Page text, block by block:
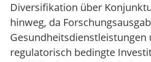
Diversifikation über
hinweg, da
Gesundheitsdienstleistungen
regulatorisch bedingte